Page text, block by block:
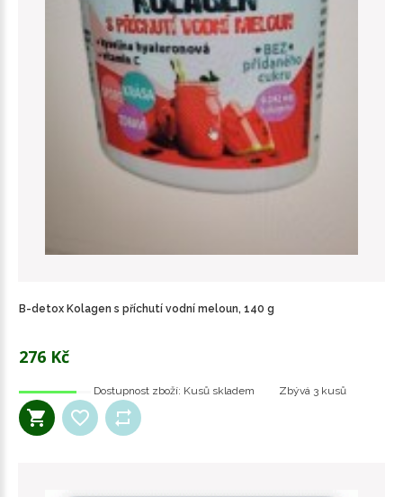
B-detox Kolagen s příchutí vodní meloun, 140 g
276 Kč
Dostupnost zboží: Kusů skladem Zbývá 3 kusů